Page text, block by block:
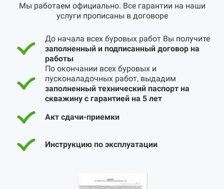
Мы работаем официально. Все гарантии на наши
услуги прописаны в договоре
До начала всех буровых работ Вы получите
заполненный и подписанный договор на
работы
По окончании всех буровых и
пусконаладочных работ, выдадим
заполненный технический паспорт на
скважину с гарантией на 5 лет
Акт сдачи-приемки
Инструкцию по эксплуатации